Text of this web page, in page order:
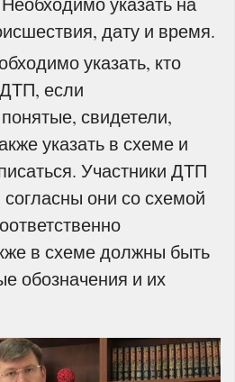
дату и время.
указать, кто
если
свидетели,
указать в схеме и
Участники ДТП
они со схемой
в схеме должны быть
обозначения и их